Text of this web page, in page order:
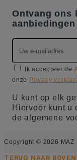
Ontvang ons
aanbiedingen
Ik accepteer de
onze Privacy
U kunt op elk
Hiervoor kunt u
de algemene
Copyright © 2026 MAZ
TERUG NAAR BOVEN